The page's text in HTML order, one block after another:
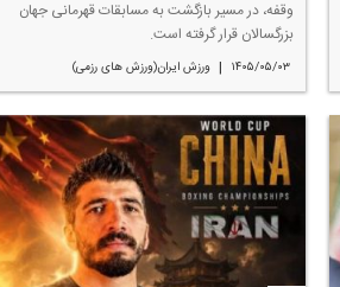
وقفه، در مسیر بازگشت به مسابقات قهرمانی جهان
بزرگسالان قرار گرفته است.
۱۴۰۵/۰۵/۰۳ | ورزش ایران(ورزش های رزمی)